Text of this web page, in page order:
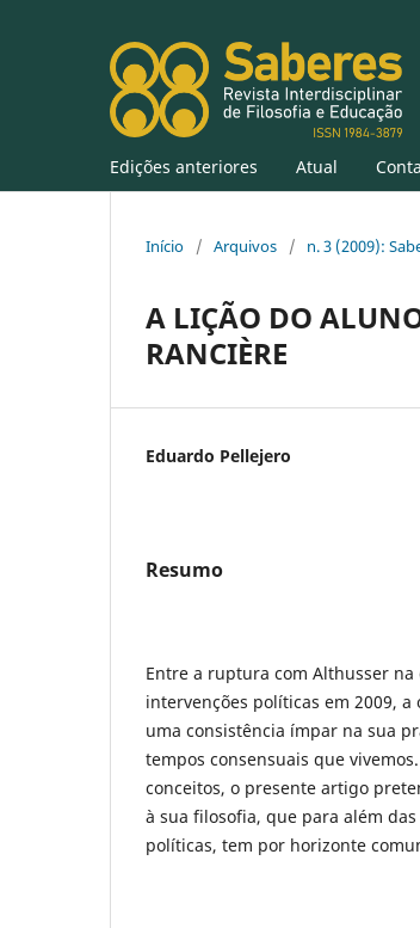
Edições anteriores Atual
Início / Arquivos / n. 3 (2009):
A LIÇÃO DO
RANCIÈRE
Eduardo Pellejero
Resumo
Entre a ruptura com Althusser na
intervenções políticas em 2009,
uma consistência ímpar na sua
tempos consensuais que
conceitos, o presente artigo
à sua filosofia, que para além
políticas, tem por horizonte